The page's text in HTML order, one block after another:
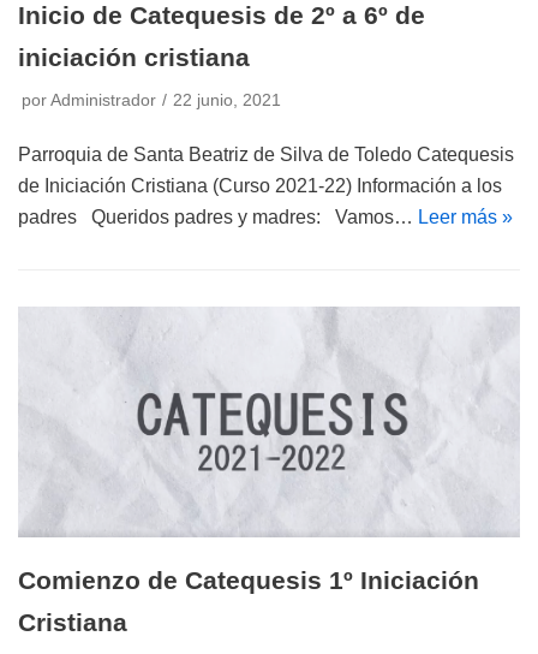
Inicio de Catequesis de 2º a 6º de
iniciación cristiana
por Administrador 22 junio, 2021
Parroquia de Santa Beatriz de Silva de Toledo Catequesis
de Iniciación Cristiana (Curso 2021-22) Información a los
padres Queridos padres y madres: Vamos… Leer más »
Comienzo de Catequesis 1º Iniciación
Cristiana